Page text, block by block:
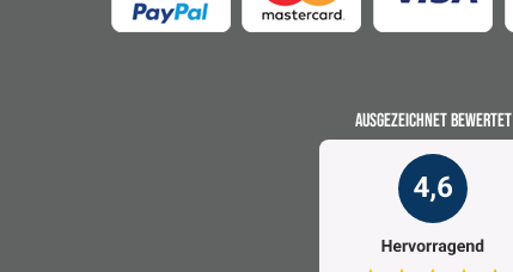
AUSGEZEICHNET BEWERTET